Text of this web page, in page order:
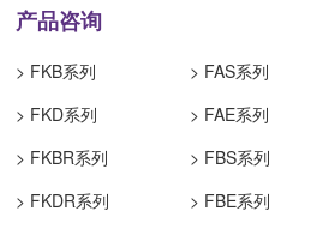
产品咨询
> FKB系列
> FKD系列
> FKBR系列
> FKDR系列
> FAS系列
> FAE系列
> FBS系列
> FBE系列